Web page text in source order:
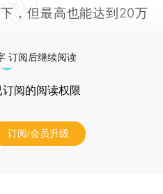
，但最高也能达到20万
订阅后继续阅读
订阅的阅读权限
订阅/会员升级